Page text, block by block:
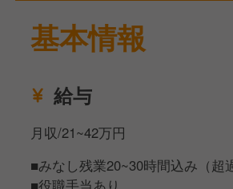
基本情報
給与
月収/21~42万円
■みなし残業20~30時間込み（超
■役職手当あり